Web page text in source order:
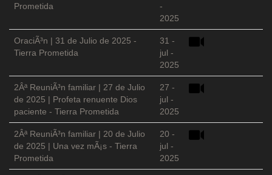
Prometida
-
2025
OraciÃ³n | 31 de Julio de 2025 -
Tierra Prometida
31 -
jul -
2025
2Âª ReuniÃ³n familiar | 27 de Julio
de 2025 | Profeta renuente Dios
paciente - Tierra Prometida
27 -
jul -
2025
2Âª ReuniÃ³n familiar | 20 de Julio
de 2025 | Una vez mÃ¡s - Tierra
Prometida
20 -
jul -
2025